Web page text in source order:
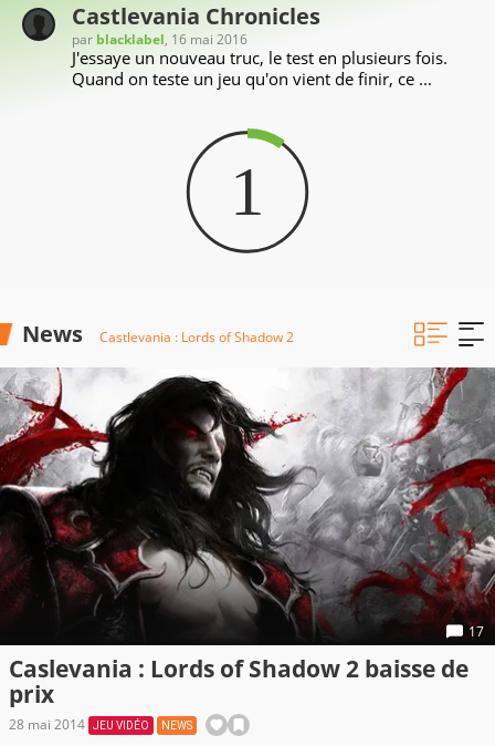
Castlevania Chronicles
par blacklabel, 16 mai 2016
J'essaye un nouveau truc, le test en plusieurs fois.
Quand on teste un jeu qu'on vient de finir, ce ...
1
News Castlevania : Lords of Shadow 2
17
Caslevania : Lords of Shadow 2 baisse de
prix
28 mai 2014 JEU VIDÉO NEWS